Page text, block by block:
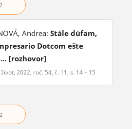
Andrea: Stále dúfam,
Dotcom ešte
[rozhovor]
2022, roč. 54, č. 11, s. 14 – 15